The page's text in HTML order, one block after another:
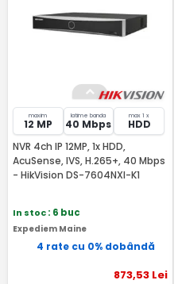
maxim
12 MP
latime banda
40 Mbps
max 1 x
HDD
NVR 4ch IP 12MP, 1x HDD,
AcuSense, IVS, H.265+, 40 Mbps
- HikVision DS-7604NXI-K1
In stoc: 6 buc
Expediem Maine
4 rate cu 0% dobândă
873,53Lei